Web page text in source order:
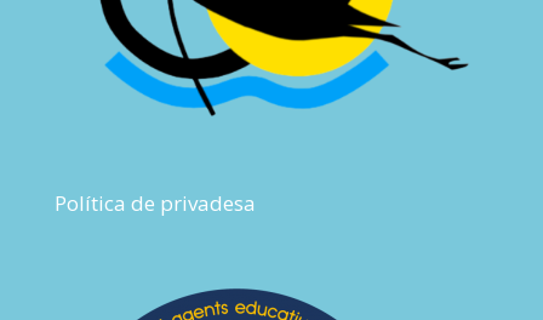
Política de privadesa